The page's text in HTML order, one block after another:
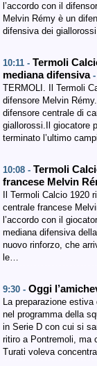
l’accordo con il
Melvin Rémy è un
difensiva dei
10:11 - Termoli
mediana difensiva
TERMOLI. Il Termoli
difensore Melvin
difensore centrale di
giallorossi.Il giocatore
terminato l’ultimo
10:08 - Termoli
francese Melvin
Il Termoli Calcio 1920
centrale francese
l’accordo con il
mediana difensiva
nuovo rinforzo, che
le…
9:30 - Oggi
La preparazione
nel programma della
in Serie D con cui si
ritiro a Pontremoli, ma
Turati voleva